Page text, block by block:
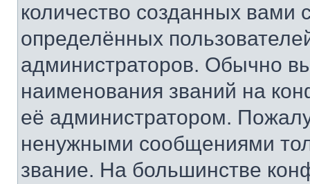
количество созданных
определённых
администраторов. Обычно
наименования званий на
её администратором.
ненужными сообщениями
звание. На большинстве